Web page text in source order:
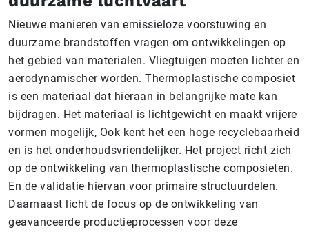
Nieuwe manieren van emissieloze voorstuwing en
duurzame brandstoffen vragen om ontwikkelingen op
het gebied van materialen. Vliegtuigen moeten lichter en
aerodynamischer worden. Thermoplastische composiet
is een materiaal dat hieraan in belangrijke mate kan
bijdragen. Het materiaal is lichtgewicht en maakt vrijere
vormen mogelijk, Ook kent het een hoge recyclebaarheid
en is het onderhoudsvriendelijker. Het project richt zich
op de ontwikkeling van thermoplastische composieten.
En de validatie hiervan voor primaire structuurdelen.
Daarnaast licht de focus op de ontwikkeling van
geavanceerde productieprocessen voor deze